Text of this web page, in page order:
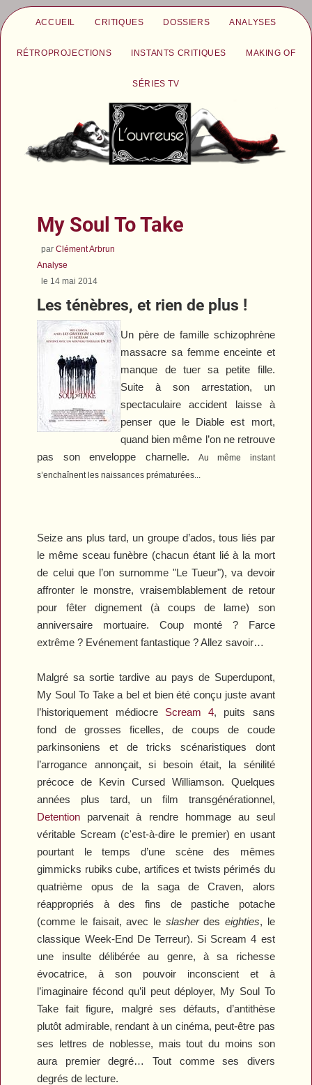
ACCUEIL CRITIQUES DOSSIERS ANALYSES
RÉTROPROJECTIONS INSTANTS CRITIQUES MAKING OF
SÉRIES TV
My Soul To Take
parClément Arbrun
Analyse
le 14 mai 2014
Les ténèbres, et rien de plus !
Un père de famille schizophrène
massacre sa femme enceinte et
manque de tuer sa petite fille.
Suite à son arrestation, un
spectaculaire accident laisse à
penser que le Diable est mort,
quand bien même l’on ne retrouve
pas son enveloppe charnelle.
Au même instant
s’enchaînent les naissances prématurées...
Seize ans plus tard, un groupe d’ados, tous liés par
le même sceau funèbre (chacun étant lié à la mort
de celui que l’on surnomme "Le Tueur"), va devoir
affronter le monstre, vraisemblablement de retour
pour fêter dignement (à coups de lame) son
anniversaire mortuaire. Coup monté ? Farce
extrême ? Evénement fantastique ? Allez savoir…
Malgré sa sortie tardive au pays de Superdupont,
My Soul To Takea bel et bien été conçu juste avant
l’historiquement médiocre Scream 4, puits sans
fond de grosses ficelles, de coups de coude
parkinsoniens et de tricks scénaristiques dont
l’arrogance annonçait, si besoin était, la sénilité
précoce de Kevin CursedWilliamson. Quelques
années plus tard, un film transgénérationnel,
Detention parvenait à rendre hommage au seul
véritable Scream (c'est-à-dire le premier) en usant
pourtant le temps d’une scène des mêmes
gimmicks rubiks cube, artifices et twists périmés du
quatrième opus de la saga de Craven, alors
réappropriés à des fins de pastiche potache
(comme le faisait, avec le slasherdes eighties, le
classique Week-End De Terreur). Si Scream 4 est
une insulte délibérée au genre, à sa richesse
évocatrice, à son pouvoir inconscient et à
l’imaginaire fécond qu’il peut déployer, My Soul To
Take fait figure, malgré ses défauts, d’antithèse
plutôt admirable, rendant à un cinéma, peut-être pas
ses lettres de noblesse, mais tout du moins son
aura premier degré… Tout comme ses divers
degrés de lecture.